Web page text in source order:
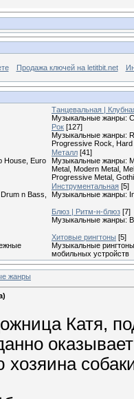
Продажа ключей на letitbit.net
Танцевальная |
Музыкальные жанры:
Рок [127]
Музыкальные жанры:
Progressive Rock,
House, Euro
Металл [41]
Музыкальные жанры:
Metal, Modern Metal,
Progressive Metal,
n Bass,
Инструментальная [5]
Музыкальные жанры:
Блюз | Ритм-н-блюз [7]
Музыкальные жанры:
Хитовые рингтоны [5]
Музыкальные
мобильных устройств
жанры
Катя,